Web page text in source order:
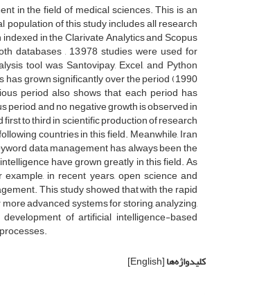
in the field of medical sciences. This is an
of this study includes all research
in the Clarivate Analytics and Scopus
databases , 13,978 studies were used for
tool was Santovipay, Excel, and Python
grown significantly over the period (1990
period also shows that each period has
period, and no negative growth is observed in
to third in scientific production of research
countries in this field. Meanwhile, Iran
data management has always been the
have grown greatly in this field. As
in recent years, open science and
This study showed that with the rapid
advanced systems for storing, analyzing,
of artificial intelligence-based
کلیدواژه‌ها[English]